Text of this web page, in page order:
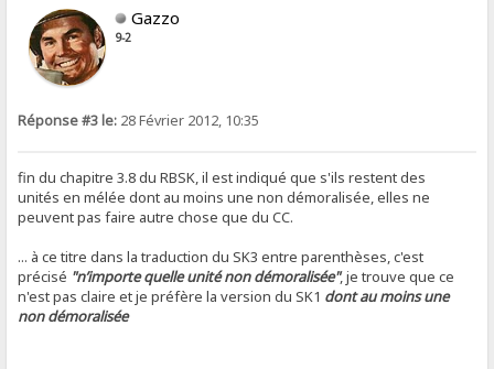
Gazzo
9-2
Réponse #3 le: 28 Février 2012, 10:35
fin du chapitre 3.8 du RBSK, il est indiqué que s'ils restent des
unités en mélée dont au moins une non démoralisée, elles ne
peuvent pas faire autre chose que du CC.
... à ce titre dans la traduction du SK3 entre parenthèses, c'est
précisé "n’importe quelle unité non démoralisée", je trouve que ce
n'est pas claire et je préfère la version du SK1 dont au moins une
non démoralisée